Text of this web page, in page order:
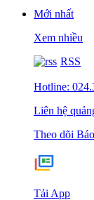
Mới nhất
Xem nhiều
RSS
Hotline:
Liên hệ
Theo dõi
Tải App